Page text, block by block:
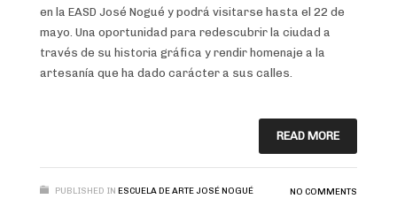
en la EASD José Nogué y podrá visitarse hasta el 22 de
mayo. Una oportunidad para redescubrir la ciudad a
través de su historia gráfica y rendir homenaje a la
artesanía que ha dado carácter a sus calles.
READ MORE
PUBLISHED IN ESCUELA DE ARTE JOSÉ NOGUÉ NO COMMENTS